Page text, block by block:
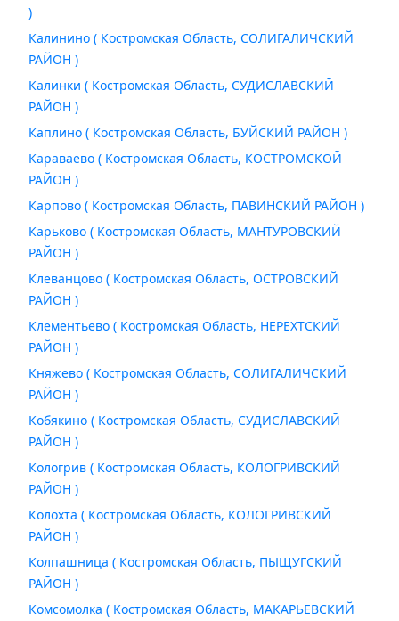
)
Калинино ( Костромская Область, СОЛИГАЛИЧСКИЙ
РАЙОН )
Калинки ( Костромская Область, СУДИСЛАВСКИЙ
РАЙОН )
Каплино ( Костромская Область, БУЙСКИЙ РАЙОН )
Караваево ( Костромская Область, КОСТРОМСКОЙ
РАЙОН )
Карпово ( Костромская Область, ПАВИНСКИЙ РАЙОН )
Карьково ( Костромская Область, МАНТУРОВСКИЙ
РАЙОН )
Клеванцово ( Костромская Область, ОСТРОВСКИЙ
РАЙОН )
Клементьево ( Костромская Область, НЕРЕХТСКИЙ
РАЙОН )
Княжево ( Костромская Область, СОЛИГАЛИЧСКИЙ
РАЙОН )
Кобякино ( Костромская Область, СУДИСЛАВСКИЙ
РАЙОН )
Кологрив ( Костромская Область, КОЛОГРИВСКИЙ
РАЙОН )
Колохта ( Костромская Область, КОЛОГРИВСКИЙ
РАЙОН )
Колпашница ( Костромская Область, ПЫЩУГСКИЙ
РАЙОН )
Комсомолка ( Костромская Область, МАКАРЬЕВСКИЙ